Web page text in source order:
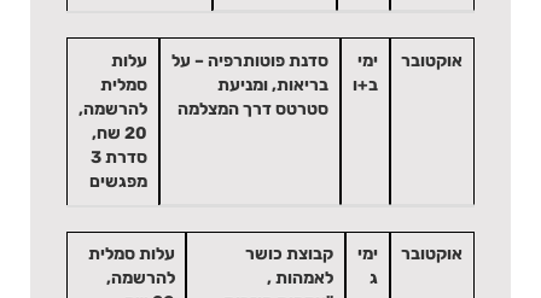
אוקטובר
ימי
ב+ו
סדנת פוטותרפיה – על
בריאות, ומניעת
סטרטס דרך המצלמה
עלות
סמלית
להרשמה,
20 שח,
סדרת 3
מפגשים
אוקטובר
ימי
ג
קבוצת כושר
לאמהות ,
עלות סמלית
להרשמה,